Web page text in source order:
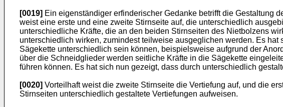
[0019] Ein eigenständiger erfinderischer Gedanke betrifft die Gestaltung
weist eine erste und eine zweite Stirnseite auf, die unterschiedlich
unterschiedliche Kräfte, die an den beiden Stirnseiten des Nietbolzens
unterschiedlich wirken, zumindest teilweise ausgeglichen werden. Es
Sägekette unterschiedlich sein können, beispielsweise aufgrund der
über die Schneidglieder werden seitliche Kräfte in die Sägekette
führen können. Es hat sich nun gezeigt, dass durch unterschiedlich
[0020] Vorteilhaft weist die zweite Stirnseite die Vertiefung auf, und die
Stirnseiten unterschiedlich gestaltete Vertiefungen aufweisen.